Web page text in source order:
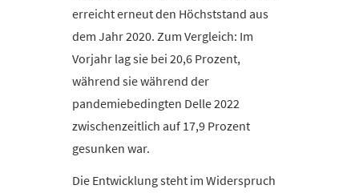
erreicht erneut den Höchststand aus
dem Jahr 2020. Zum Vergleich: Im
Vorjahr lag sie bei 20,6 Prozent,
während sie während der
pandemiebedingten Delle 2022
zwischenzeitlich auf 17,9 Prozent
gesunken war.
Die Entwicklung steht im Widerspruch